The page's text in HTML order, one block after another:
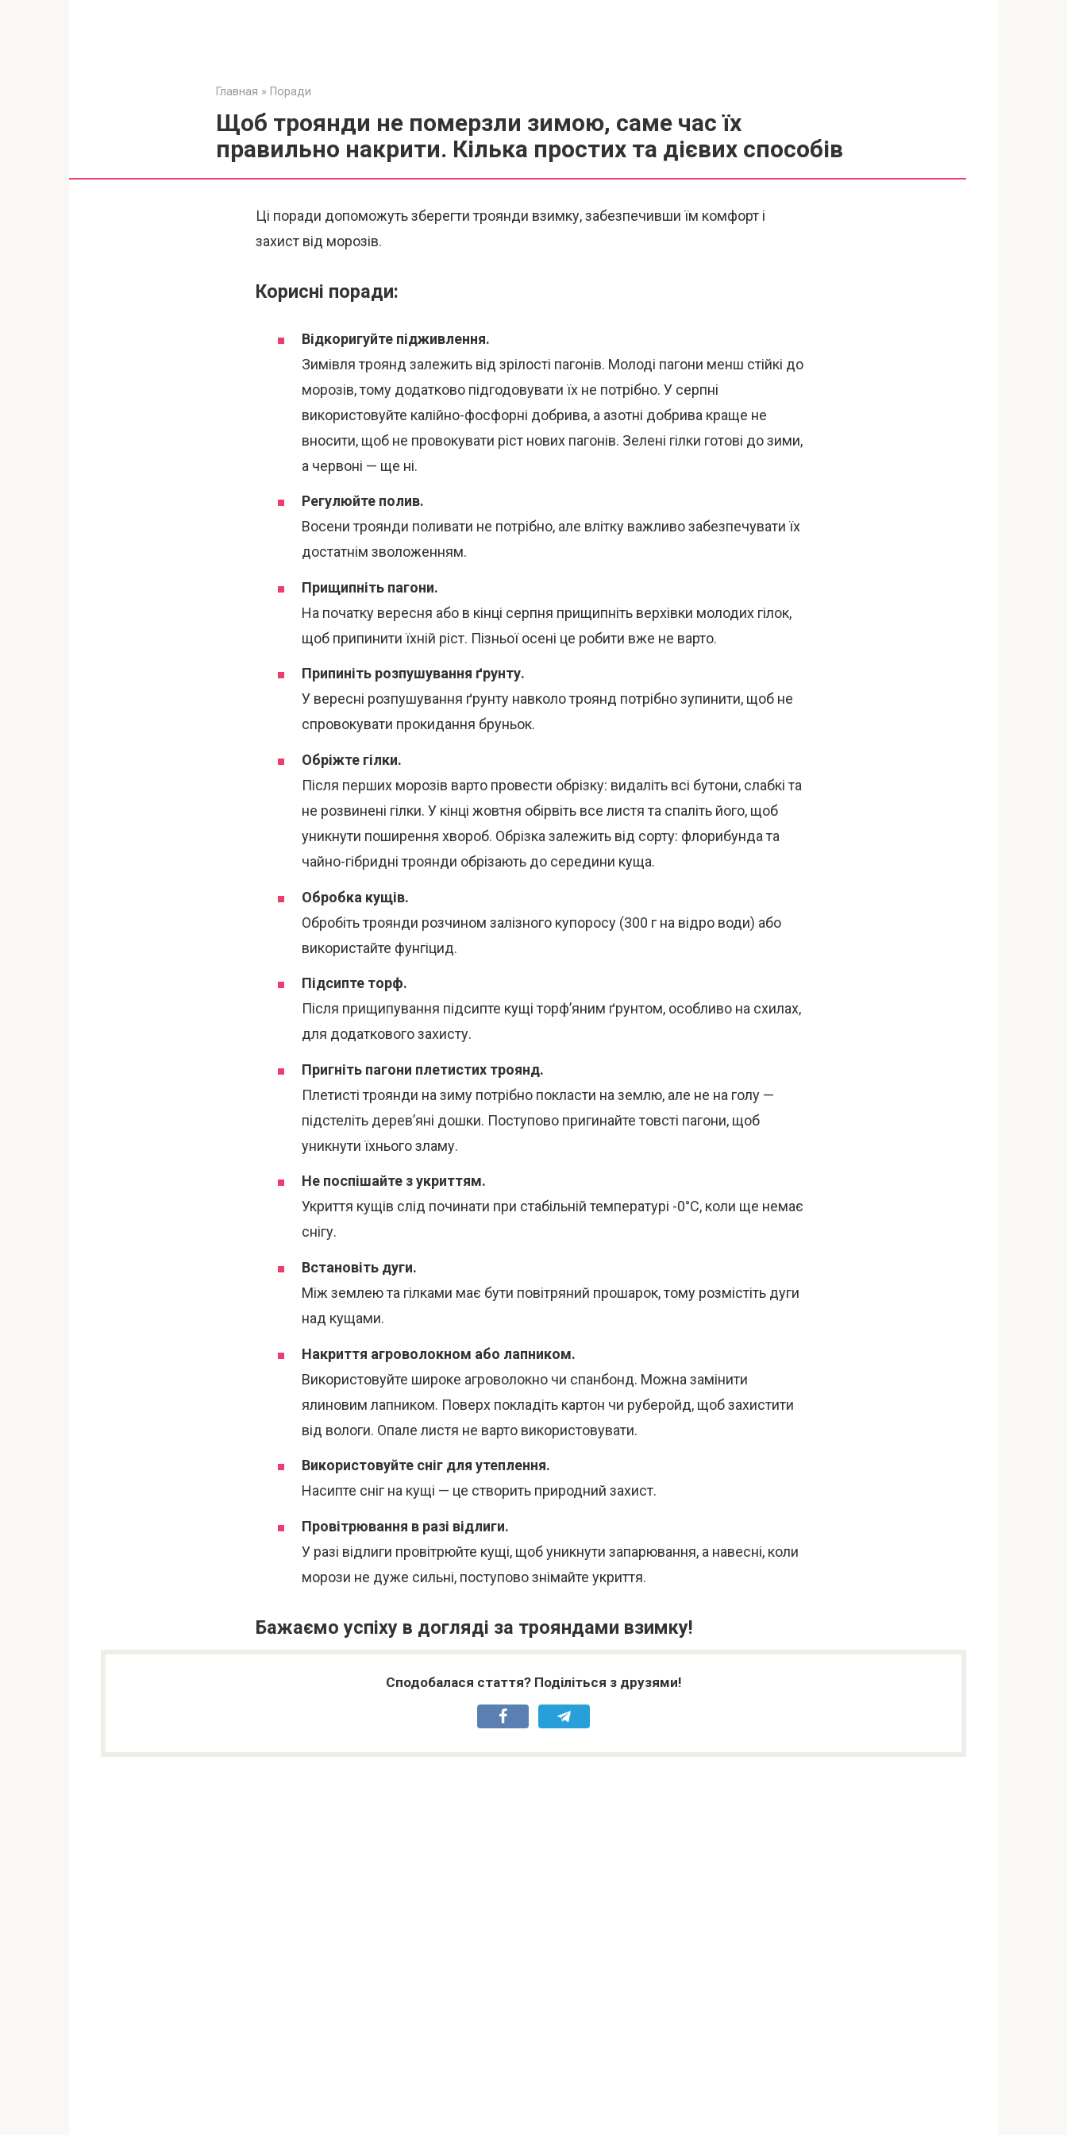
Главная » Поради
Щоб троянди не померзли зимою, саме час їх
правильно накрити. Кілька простих та дієвих способів
Ці поради допоможуть зберегти троянди взимку, забезпечивши їм комфорт і
захист від морозів.
Корисні поради:
Відкоригуйте підживлення.
Зимівля троянд залежить від зрілості пагонів. Молоді пагони менш стійкі до
морозів, тому додатково підгодовувати їх не потрібно. У серпні
використовуйте калійно-фосфорні добрива, а азотні добрива краще не
вносити, щоб не провокувати ріст нових пагонів. Зелені гілки готові до зими,
а червоні — ще ні.
Регулюйте полив.
Восени троянди поливати не потрібно, але влітку важливо забезпечувати їх
достатнім зволоженням.
Прищипніть пагони.
На початку вересня або в кінці серпня прищипніть верхівки молодих гілок,
щоб припинити їхній ріст. Пізньої осені це робити вже не варто.
Припиніть розпушування ґрунту.
У вересні розпушування ґрунту навколо троянд потрібно зупинити, щоб не
спровокувати прокидання бруньок.
Обріжте гілки.
Після перших морозів варто провести обрізку: видаліть всі бутони, слабкі та
не розвинені гілки. У кінці жовтня обірвіть все листя та спаліть його, щоб
уникнути поширення хвороб. Обрізка залежить від сорту: флорибунда та
чайно-гібридні троянди обрізають до середини куща.
Обробка кущів.
Обробіть троянди розчином залізного купоросу (300 г на відро води) або
використайте фунгіцид.
Підсипте торф.
Після прищипування підсипте кущі торф’яним ґрунтом, особливо на схилах,
для додаткового захисту.
Пригніть пагони плетистих троянд.
Плетисті троянди на зиму потрібно покласти на землю, але не на голу —
підстеліть дерев’яні дошки. Поступово пригинайте товсті пагони, щоб
уникнути їхнього зламу.
Не поспішайте з укриттям.
Укриття кущів слід починати при стабільній температурі -0°C, коли ще немає
снігу.
Встановіть дуги.
Між землею та гілками має бути повітряний прошарок, тому розмістіть дуги
над кущами.
Накриття агроволокном або лапником.
Використовуйте широке агроволокно чи спанбонд. Можна замінити
ялиновим лапником. Поверх покладіть картон чи руберойд, щоб захистити
від вологи. Опале листя не варто використовувати.
Використовуйте сніг для утеплення.
Насипте сніг на кущі — це створить природний захист.
Провітрювання в разі відлиги.
У разі відлиги провітрюйте кущі, щоб уникнути запарювання, а навесні, коли
морози не дуже сильні, поступово знімайте укриття.
Бажаємо успіху в догляді за трояндами взимку!
Сподобалася стаття? Поділіться з друзями!